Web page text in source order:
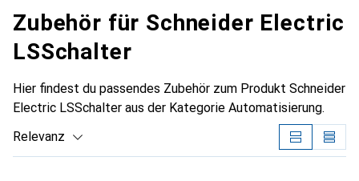
Zubehör für Schneider Electric
LSSchalter
Hier findest du passendes Zubehör zum Produkt Schneider
Electric LSSchalter aus der Kategorie Automatisierung.
Relevanz